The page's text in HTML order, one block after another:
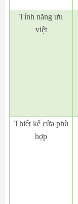
Tính năng ưu
việt
Thiết kế cửa phù
hợp